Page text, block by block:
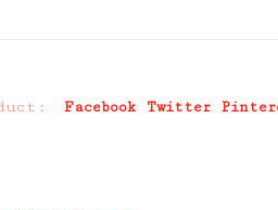
Facebook Twitter